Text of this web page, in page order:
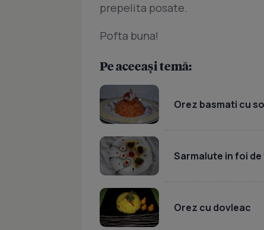
prepelita posate.
Pofta buna!
Pe aceeași temă:
Orez basmati cu
Sarmalute in foi
Orez cu dovleac